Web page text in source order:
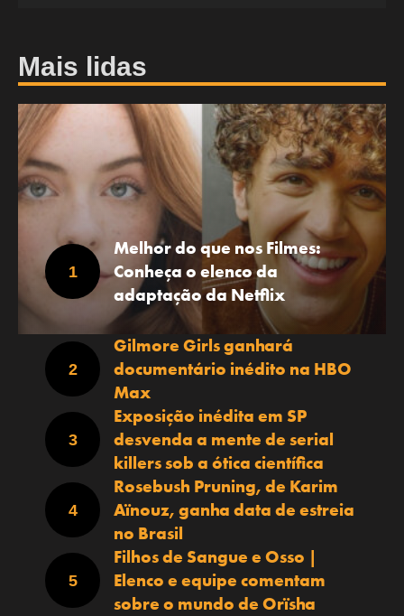
Mais lidas
Melhor do que nos Filmes:
Conheça o elenco da
adaptação da Netflix
Gilmore Girls ganhará
documentário inédito na HBO
Max
Exposição inédita em SP
desvenda a mente de serial
killers sob a ótica científica
Rosebush Pruning, de Karim
Aïnouz, ganha data de estreia
no Brasil
Filhos de Sangue e Osso |
Elenco e equipe comentam
sobre o mundo de Orïsha